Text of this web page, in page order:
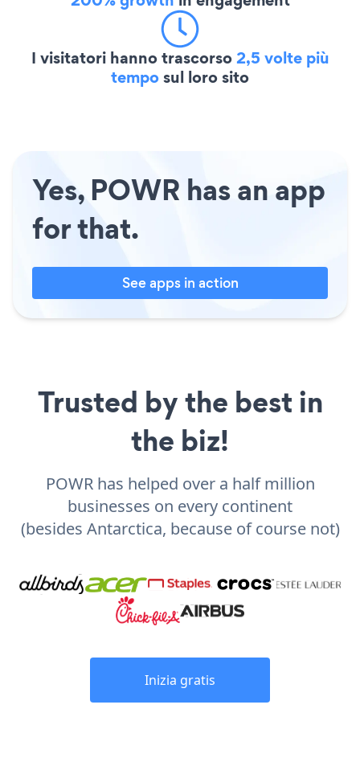
I visitatori hanno trascorso2,5 volte più
temposul loro sito
Yes, POWR has an app
for that.
See apps in action
Trusted by the best in
the biz!
POWR has helped over a half million
businesses on every continent
(besides Antarctica, because of course not)
Inizia gratis